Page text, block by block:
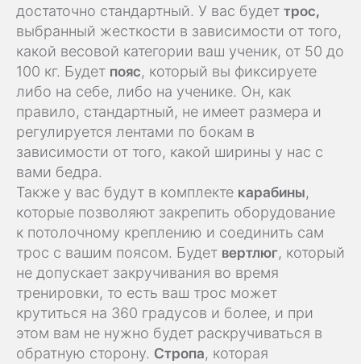
достаточно стандартный. У вас будет трос,
выбранный жесткости в зависимости от того,
какой весовой категории ваш ученик, от 50 до
100 кг. Будет пояс, который вы фиксируете
либо на себе, либо на ученике. Он, как
правило, стандартный, не имеет размера и
регулируется лентами по бокам в
зависимости от того, какой ширины у нас с
вами бедра.
Также у вас будут в комплекте карабины,
которые позволяют закрепить оборудование
к потолочному креплению и соединить сам
трос с вашим поясом. Будет вертлюг, который
не допускает закручивания во время
тренировки, то есть ваш трос может
крутиться на 360 градусов и более, и при
этом вам не нужно будет раскручиваться в
обратную сторону. Стропа, которая